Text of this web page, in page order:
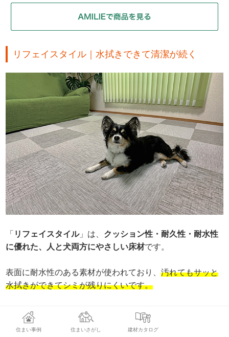
リフェイスタイル｜水拭きできて清潔が続く
「 リフェイスタイル」は、 クッション性・耐久性・耐水性
に優れた、人と犬両方にやさしい床材です。
表面に耐水性のある素材が使われており、汚れてもサッと
水拭きができてシミが残りにくいです。
また、置き畳のような使い方もでき、毛が絡まらず掃除機
もかけやすい
住まい事例 住まいさがし 建材カタログ